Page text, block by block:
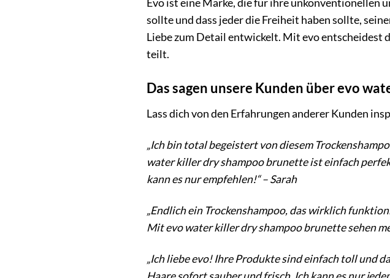
Evo ist eine Marke, die für ihre unkonventionellen
sollte und dass jeder die Freiheit haben sollte,
Liebe zum Detail entwickelt. Mit evo entscheidest
teilt.
Das sagen unsere Kunden über evo
Lass dich von den Erfahrungen anderer Kunden
„Ich bin total begeistert von diesem
water killer dry shampoo brunette ist einfach
kann es nur empfehlen!“ – Sarah
„Endlich ein Trockenshampoo, das wirklich
Mit evo water killer dry shampoo brunette sehen
„Ich liebe evo! Ihre Produkte sind einfach toll und